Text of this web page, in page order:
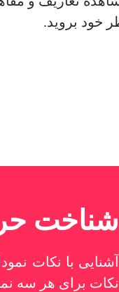
خود بروید.
شناخت
آشنایی با نکات
نکات برای هر سه